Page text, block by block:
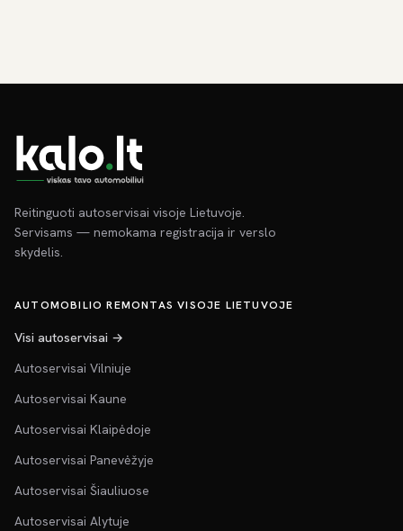
Reitinguoti autoservisai visoje Lietuvoje.
Servisams — nemokama registracija ir verslo
skydelis.
AUTOMOBILIO REMONTAS VISOJE LIETUVOJE
Visi autoservisai →
Autoservisai Vilniuje
Autoservisai Kaune
Autoservisai Klaipėdoje
Autoservisai Panevėžyje
Autoservisai Šiauliuose
Autoservisai Alytuje